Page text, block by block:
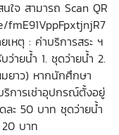
ใจ สามารถ Scan QR
เหตุ : ค่าบริการสระ ฯ
ายน้ำ 1. ชุดว่ายน้ำ 2.
ยาว) หากนักศึกษา
การเช่าอุปกรณ์ตั้งอยู่
ะ 50 บาท ชุดว่ายน้ำ
บาท